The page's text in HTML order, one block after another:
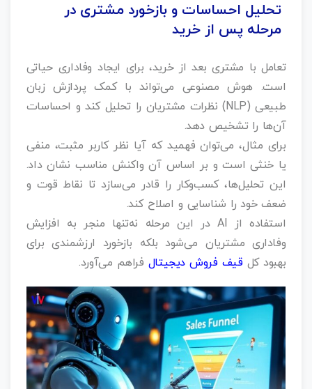
تحلیل احساسات و بازخورد مشتری در
مرحله پس از خرید
تعامل با مشتری بعد از خرید، برای ایجاد وفاداری حیاتی
است. هوش مصنوعی می‌تواند با کمک پردازش زبان
طبیعی (NLP) نظرات مشتریان را تحلیل کند و احساسات
آن‌ها را تشخیص دهد.
برای مثال، می‌توان فهمید که آیا نظر کاربر مثبت، منفی
یا خنثی است و بر اساس آن واکنش مناسب نشان داد.
این تحلیل‌ها، کسب‌وکار را قادر می‌سازد تا نقاط قوت و
ضعف خود را شناسایی و اصلاح کند.
استفاده از AI در این مرحله نه‌تنها منجر به افزایش
وفاداری مشتریان می‌شود بلکه بازخورد ارزشمندی برای
بهبود کل قیف فروش دیجیتال فراهم می‌آورد.